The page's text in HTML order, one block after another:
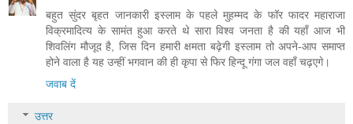
बहुत सुंदर बृहत जानकारी इस्लाम के पहले मुहम्मद के फॉर फादर महाराजा
विक्रमादित्य के सामंत हुआ करते थे सारा विश्व जनता है की यहाँ आज भी
शिवलिंग मौजूद है, जिस दिन हमारी क्षमता बढ़ेगी इस्लाम तो अपने-आप समाप्त
होने वाला है यह उन्हीं भगवान की ही कृपा से फिर हिन्दू गंगा जल वहाँ चढ़एगे।
जवाब दें
उत्तर